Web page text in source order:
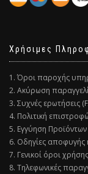
Χρήσιμες
1. Όροι παροχής
2. Ακύρωση
3. Συχνές ερωτήσεις
4. Πολιτική
5. Εγγύηση Προϊόντων
6. Οδηγίες αποφυγής
7. Γενικοί όροι χρήσης
8. Τηλεφωνικές